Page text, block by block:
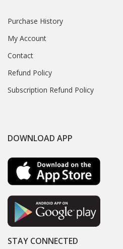
Purchase History
My Account
Contact
Refund Policy
Subscription Refund Policy
DOWNLOAD APP
STAY CONNECTED